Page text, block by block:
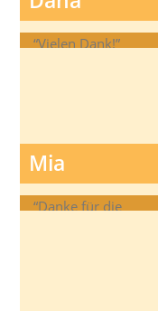
“Vielen Dank!”
Mia
“Danke für die